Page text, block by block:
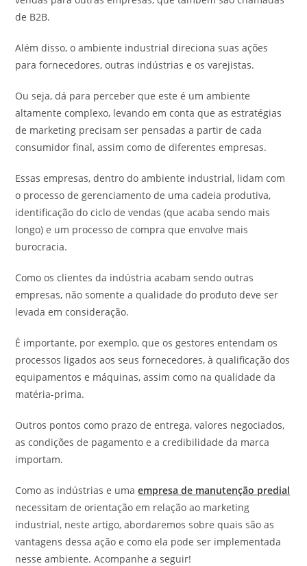
de B2B.
Além disso, o ambiente industrial direciona suas ações
para fornecedores, outras indústrias e os varejistas.
Ou seja, dá para perceber que este é um ambiente
altamente complexo, levando em conta que as estratégias
de marketing precisam ser pensadas a partir de cada
consumidor final, assim como de diferentes empresas.
Essas empresas, dentro do ambiente industrial, lidam com
o processo de gerenciamento de uma cadeia produtiva,
identificação do ciclo de vendas (que acaba sendo mais
longo) e um processo de compra que envolve mais
burocracia.
Como os clientes da indústria acabam sendo outras
empresas, não somente a qualidade do produto deve ser
levada em consideração.
É importante, por exemplo, que os gestores entendam os
processos ligados aos seus fornecedores, à qualificação dos
equipamentos e máquinas, assim como na qualidade da
matéria-prima.
Outros pontos como prazo de entrega, valores negociados,
as condições de pagamento e a credibilidade da marca
importam.
Como as indústrias e umaempresa de manutenção predial
necessitam de orientação em relação ao marketing
industrial, neste artigo, abordaremos sobre quais são as
vantagens dessa ação e como ela pode ser implementada
nesse ambiente. Acompanhe a seguir!